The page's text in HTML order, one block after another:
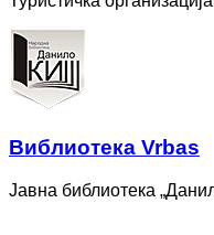
Bиблиотека Vrbas
Јавна библиотека